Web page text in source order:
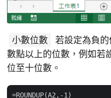
小數位數
若設定為負
數點以上的位數，例如若
位至十位數。